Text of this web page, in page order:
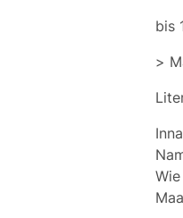
bis
>